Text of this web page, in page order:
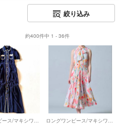
絞り込み
約400件中 1 - 36件
ロングワンピース/マキシワンピース ロングワンピース/マキシワンピース